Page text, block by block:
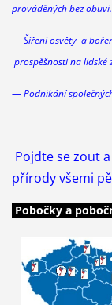
prováděných bez obuvi.
— Šíření osvěty a
prospěšnosti na lidské
— Podnikání
Pojdte se zout
přírody všemi
Pobočky a